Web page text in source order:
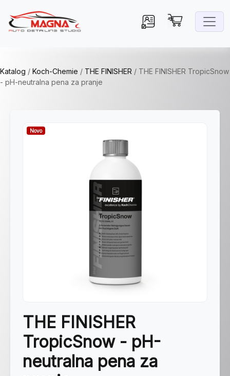
Katalog / Koch-Chemie / THE FINISHER / THE FINISHER TropicSnow
- pH-neutralna pena za pranje
Novo
THE FINISHER
TropicSnow - pH-
neutralna pena za